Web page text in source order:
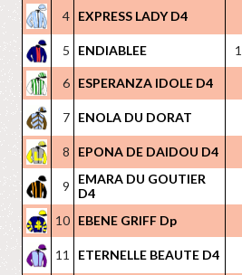
4 EXPRESS LADY D4
5 ENDIABLEE 1
6 ESPERANZA IDOLE D4
7 ENOLA DU DORAT
8
EPONA DE DAIDOU D4
9
EMARA DU GOUTIER
D4
10 EBENE GRIFF Dp
11 ETERNELLE BEAUTE D4